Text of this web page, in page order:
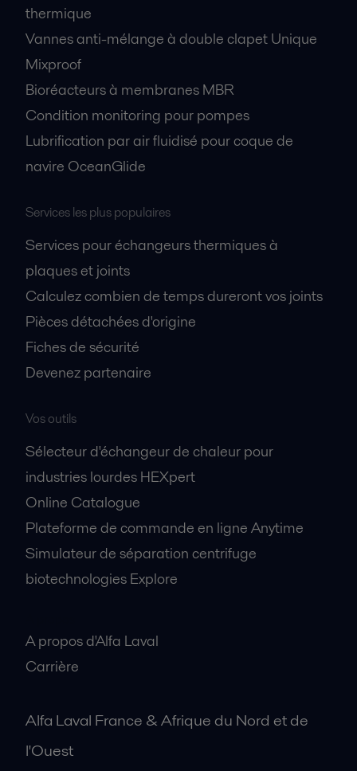
thermique
Vannes anti-mélange à double clapet Unique
Mixproof
Bioréacteurs à membranes MBR
Condition monitoring pour pompes
Lubrification par air fluidisé pour coque de
navire OceanGlide
Services les plus populaires
Services pour échangeurs thermiques à
plaques et joints
Calculez combien de temps dureront vos joints
Pièces détachées d'origine
Fiches de sécurité
Devenez partenaire
Vos outils
Sélecteur d'échangeur de chaleur pour
industries lourdes HEXpert
Online Catalogue
Plateforme de commande en ligne Anytime
Simulateur de séparation centrifuge
biotechnologies Explore
A propos d'Alfa Laval
Carrière
Alfa Laval France & Afrique du Nord et de
l'Ouest